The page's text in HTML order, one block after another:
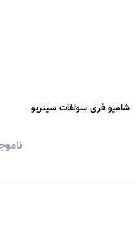
شامپو فری سولفات سیتریو